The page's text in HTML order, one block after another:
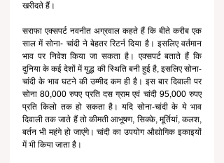
खरीदते हैं।
सराफा एक्सपर्ट नवनीत अग्रवाल कहते हैं कि बीते करीब एक
साल में सोना- चांदी ने बेहतर रिटर्न दिया है। इसलिए वर्तमान
भाव पर निवेश किया जा सकता है। एक्सपर्ट बताते हैं कि
दुनिया के कई देशों में युद्ध की स्थिति बनी हुई है, इसलिए सोना-
चांदी के भाव घटने की उम्मीद कम ही है। इस बार दिवाली पर
सोना 80,000 रुपए प्रति दस ग्राम एवं चांदी 95,000 रुपए
प्रति किलो तक हो सकता है। यदि सोना-चांदी के ये भाव
दिवाली तक जाते हैं तो कीमती आभूषण, सिक्के, मूर्तियां, कलश,
बर्तन भी महंगे हो जाएंगे। चांदी का उपयोग औद्योगिक इकाइयों
में भी किया जाता है।